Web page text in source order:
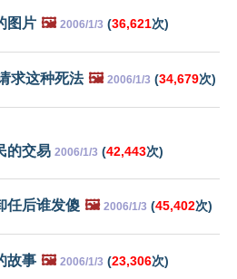
图片 🖼️ 2006/1/3 (36,621次)
求这种死法 🖼️ 2006/1/3 (34,679次)
的交易 2006/1/3 (42,443次)
任后谁发傻 🖼️ 2006/1/3 (45,402次)
故事 🖼️ 2006/1/3 (23,306次)